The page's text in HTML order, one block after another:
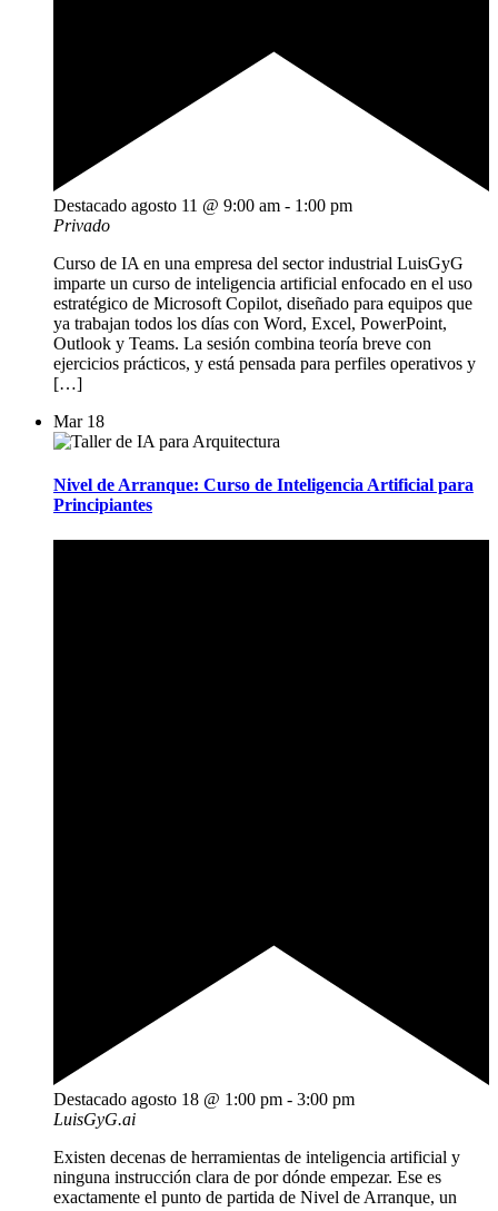
Destacado agosto 11 @ 9:00 am - 1:00 pm
Privado
Curso de IA en una empresa del sector industrial LuisGyG
imparte un curso de inteligencia artificial enfocado en el uso
estratégico de Microsoft Copilot, diseñado para equipos que
ya trabajan todos los días con Word, Excel, PowerPoint,
Outlook y Teams. La sesión combina teoría breve con
ejercicios prácticos, y está pensada para perfiles operativos y
[…]
Mar 18
Nivel de Arranque: Curso de Inteligencia Artificial para
Principiantes
Destacado agosto 18 @ 1:00 pm - 3:00 pm
LuisGyG.ai
Existen decenas de herramientas de inteligencia artificial y
ninguna instrucción clara de por dónde empezar. Ese es
exactamente el punto de partida de Nivel de Arranque, un